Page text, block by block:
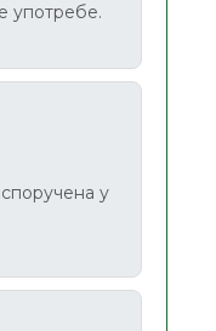
употребе.
у